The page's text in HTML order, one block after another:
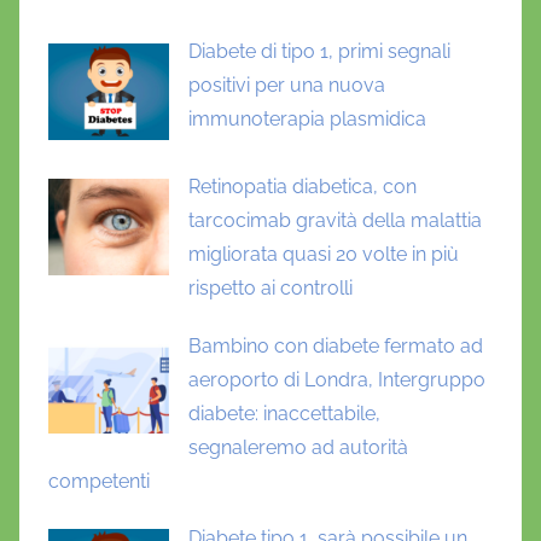
Diabete di tipo 1, primi segnali
positivi per una nuova
immunoterapia plasmidica
Retinopatia diabetica, con
tarcocimab gravità della malattia
migliorata quasi 20 volte in più
rispetto ai controlli
Bambino con diabete fermato ad
aeroporto di Londra, Intergruppo
diabete: inaccettabile,
segnaleremo ad autorità
competenti